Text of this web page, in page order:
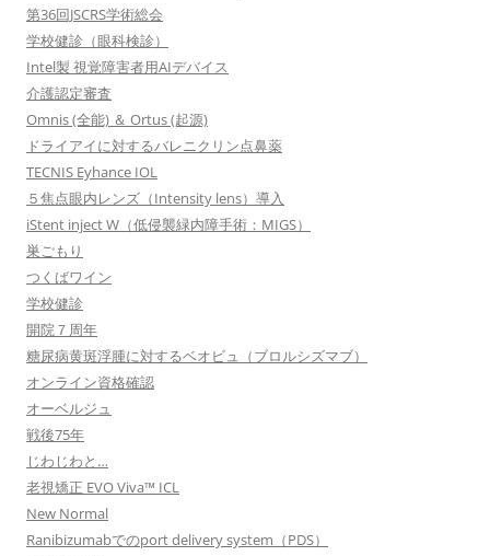
第36回JSCRS学術総会
学校健診（眼科検診）
Intel製 視覚障害者用AIデバイス
介護認定審査
Omnis (全能) ＆ Ortus (起源)
ドライアイに対するバレニクリン点鼻薬
TECNIS Eyhance IOL
５焦点眼内レンズ（Intensity lens）導入
iStent inject W（低侵襲緑内障手術：MIGS）
巣ごもり
つくばワイン
学校健診
開院７周年
糖尿病黄斑浮腫に対するベオビュ（ブロルシズマブ）
オンライン資格確認
オーベルジュ
戦後75年
じわじわと…
老視矯正 EVO Viva™ ICL
New Normal
Ranibizumabでのport delivery system（PDS）